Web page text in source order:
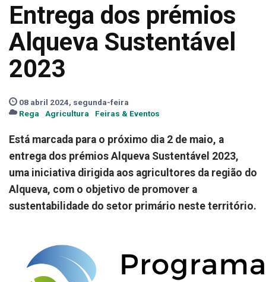
Entrega dos prémios
Alqueva Sustentável
2023
08 abril 2024, segunda-feira
Rega
Agricultura Feiras & Eventos
Está marcada para o próximo dia 2 de maio, a
entrega dos prémios Alqueva Sustentável 2023,
uma iniciativa dirigida aos agricultores da região do
Alqueva, com o objetivo de promover a
sustentabilidade do setor primário neste território.